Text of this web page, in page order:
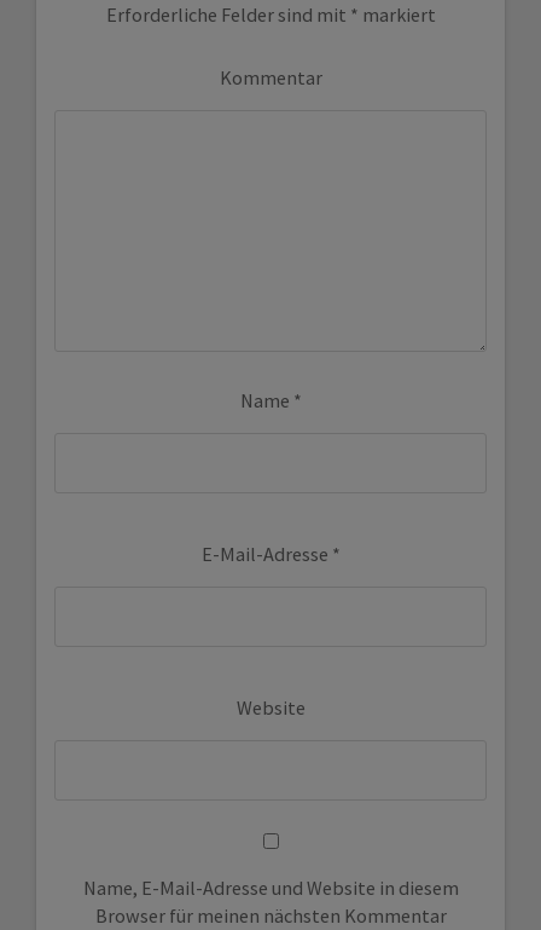
Erforderliche Felder sind mit * markiert
Kommentar
Name *
E-Mail-Adresse *
Website
Name, E-Mail-Adresse und Website in diesem
Browser für meinen nächsten Kommentar